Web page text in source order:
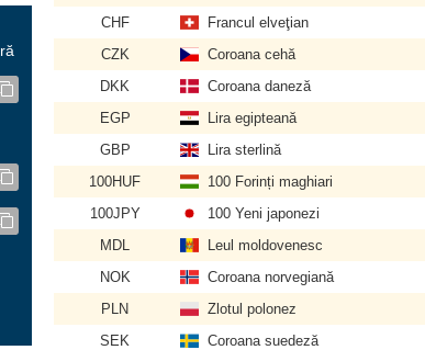
CHF
Francul elveţian
CZK
Coroana cehă
DKK
Coroana daneză
EGP
Lira egipteană
GBP
Lira sterlină
100HUF
100 Forinți maghiari
100JPY
100 Yeni japonezi
MDL
Leul moldovenesc
NOK
Coroana norvegiană
PLN
Zlotul polonez
SEK
Coroana suedeză